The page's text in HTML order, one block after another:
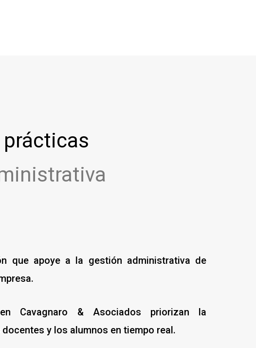
que apoye a la gestión administrativa de
Cavagnaro & Asociados priorizan la
y los alumnos en tiempo real.